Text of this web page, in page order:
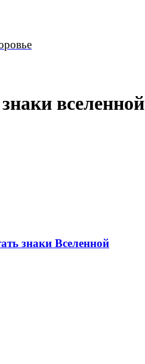
вселенной
знаки Вселенной